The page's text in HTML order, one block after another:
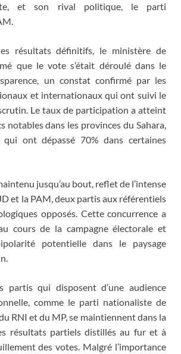
et son rival politique, le parti
résultats définitifs, le ministère de
que le vote s’était déroulé dans le
un constat confirmé par les
et internationaux qui ont suivi le
Le taux de participation a atteint
notables dans les provinces du Sahara,
ont dépassé 70% dans certaines
jusqu’au bout, reflet de l’intense
et la PAM, deux partis aux référentiels
opposés. Cette concurrence a
cours de la campagne électorale et
potentielle dans le paysage
partis qui disposent d’une audience
comme le parti nationaliste de
RNI et du MP, se maintiennent dans la
résultats partiels distillés au fur et à
des votes. Malgré l’importance